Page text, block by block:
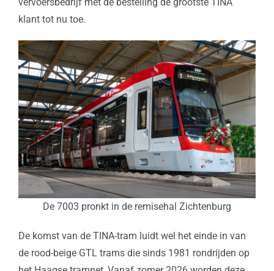
klant tot nu toe.
De 7003 pronkt in de remisehal Zichtenburg
De komst van de TINA-tram luidt wel het einde in van
de rood-beige GTL trams die sinds 1981 rondrijden op